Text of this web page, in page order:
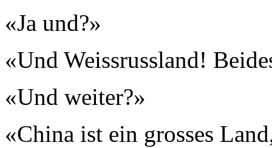
«Ja und?»
«Und Weissrussland!
«Und weiter?»
«China ist ein grosses